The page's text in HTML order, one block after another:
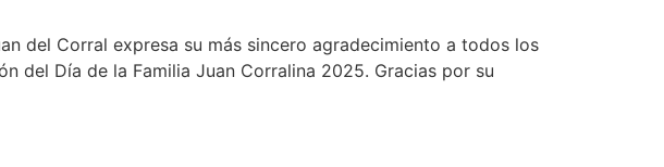
del Corral expresa su más sincero agradecimiento a todos los
del Día de la Familia Juan Corralina 2025. Gracias por su